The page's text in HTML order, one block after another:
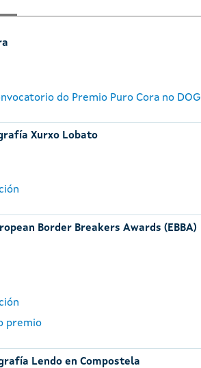
do Premio Puro Cora no DOG
Xurxo Lobato
Border Breakers Awards (EBBA)
premio
Lendo en Compostela